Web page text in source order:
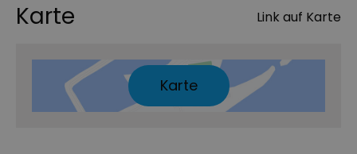
Karte Link auf Karte
Karte